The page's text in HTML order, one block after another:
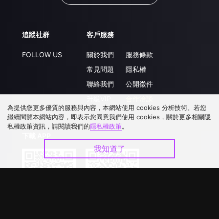
追蹤社群
FOLLOW US
客戶服務
關於我們
常見問題
聯絡我們
服務條款
隱私權
公開徵件
為提供您更多優質的服務與內容，本網站使用 cookies 分析技術。若您
繼續閱覽本網站內容，即表示您同意我們使用 cookies，關於更多相關隱
私權政策資訊，請閱讀我們的隱私權政策。
我知道了